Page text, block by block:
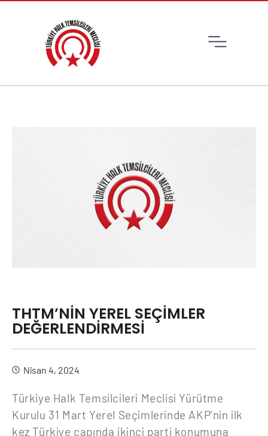
THTM’NİN YEREL SEÇİMLER
DEĞERLENDİRMESİ
Nisan 4, 2024
Türkiye Halk Temsilcileri Meclisi Yürütme
Kurulu 31 Mart Yerel Seçimlerinde AKP’nin ilk
kez Türkiye çapında ikinci parti konumuna